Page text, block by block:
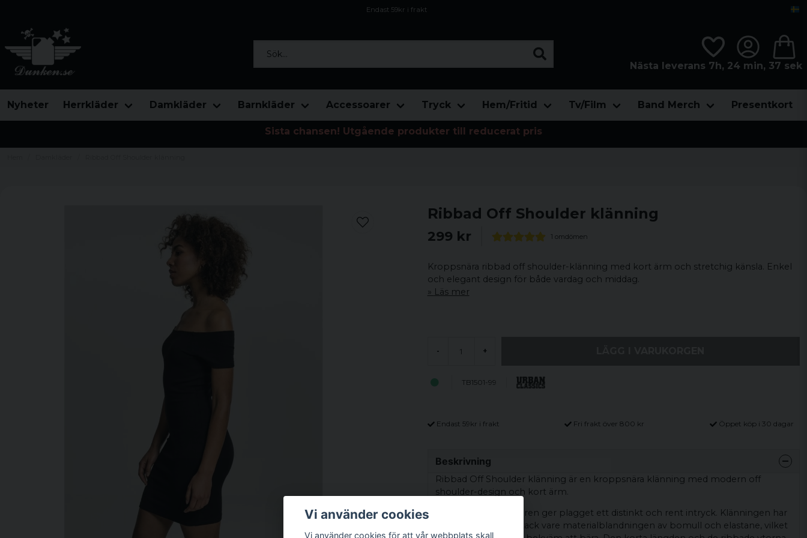
Endast 59kr i frakt
Nästa leverans 7h, 24 min, 36 sek
Nyheter Herrkläder Damkläder Barnkläder Accessoarer Tryck Hem/Fritid Tv/Film Band Merch Presentkort
Sista chansen! Utgående produkter till reducerat pris
Ribbad Off Shoulder klänning
299 kr 1 omdömen
Kroppsnära ribbad off shoulder-klänning med kort ärm och stretchig känsla. Enkel
och elegant design för både vardag och middag.
Läs mer
- +
TB1501-99
Endast 59kr i frakt Fri frakt över 800 kr Öppet köp i 30 dagar
Beskrivning
Ribbad Off Shoulder klänning är en kroppsnära klänning med modern off
shoulder-design och kort ärm.
Den ribbade strukturen ger plagget ett distinkt och rent intryck. Klänningen har
en stretchig känsla tack vare materialblandningen av bomull och elastane, vilket
Vi använder cookies
Vi använder cookies för att vår webbplats skall